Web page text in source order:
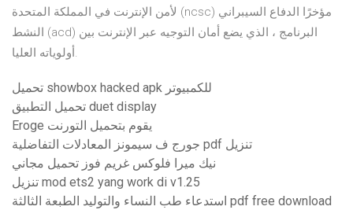
لأمن الإنترنت في المملكة المتحدة (ncsc) مؤخرًا الدفاع السيبراني
النشط (acd) البرنامج ، الذي يضع أمان التوجيه عبر الإنترنت بين
أولوياته العليا.
تحميل showbox hacked apk للكمبيوتر
تحميل التطبيق duet display
Eroge يقوم بتحميل التورنت
جورج ف سيمونز المعادلات التفاضلية pdf تنزيل
نيك ميرا فلوكس غريم فوز تحميل مجاني
تنزيل mod ets2 yang work di v1.25
استدعاء طب النساء والتوليد الطبعة الثالثة pdf free download